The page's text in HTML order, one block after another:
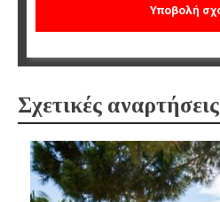
Σχετικές αναρτήσεις